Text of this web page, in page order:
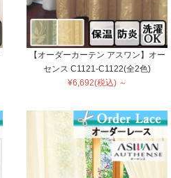
【オーダーカーテン アスワン】オー
センス C1121-C1122(全2色)
¥6,692(税込) ～